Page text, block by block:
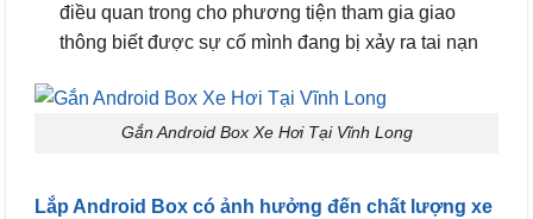
điều quan trong cho phương tiện tham gia giao
thông biết được sự cố mình đang bị xảy ra tai nạn
Gắn Android Box Xe Hơi Tại Vĩnh Long
Lắp Android Box có ảnh hưởng đến chất lượng xe